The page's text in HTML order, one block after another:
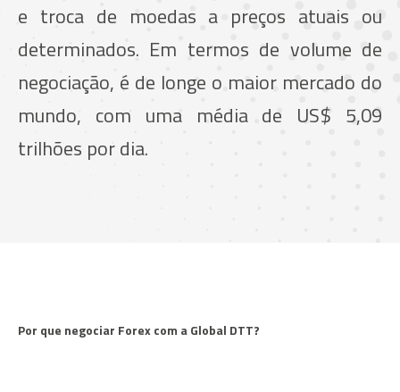
e troca de moedas a preços atuais ou
determinados. Em termos de volume de
negociação, é de longe o maior mercado do
mundo, com uma média de US$ 5,09
trilhões por dia.
Por que negociar Forex com a Global DTT?